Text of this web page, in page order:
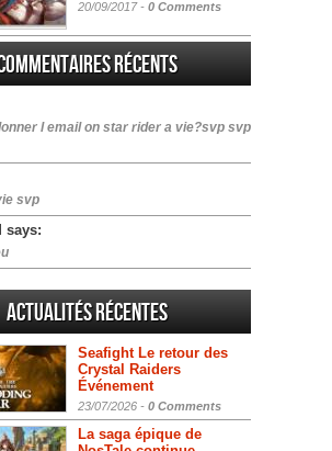
20/09/2017 - 0 Comments
récents
l email on star rider a vie?svp svp
svp
says:
Actualités Récentes
Seafight Le retour des
Crystal Raiders
Événement
23/07/2026 - 0 Comments
La saga épique de